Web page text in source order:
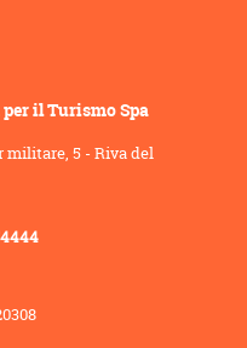
il Turismo Spa
militare, 5 - Riva del